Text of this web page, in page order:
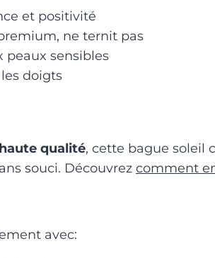
et positivité
ne ternit pas
peaux sensibles
les doigts
qualité, cette bague soleil
souci. Découvrez comment
avec: